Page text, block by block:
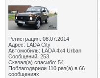
Регистрация: 08.07.2014
Адрес: LADA City
Автомобиль: LADA 4x4 Urban
Сообщений: 253
Сказал(а) спасибо: 54
Поблагодарили 110 раз(а) в 66
сообщениях